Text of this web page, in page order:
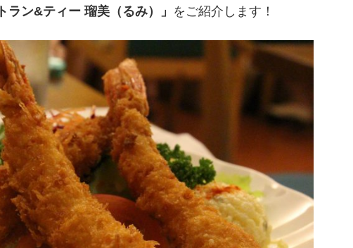
ラン&ティー 瑠美（るみ）」 をご紹介します！